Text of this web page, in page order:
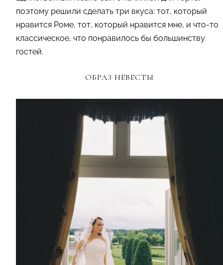
поэтому решили сделать три вкуса: тот, который
нравится Роме, тот, который нравится мне, и что-то
классическое, что понравилось бы большинству
гостей.
ОБРАЗ НЕВЕСТЫ